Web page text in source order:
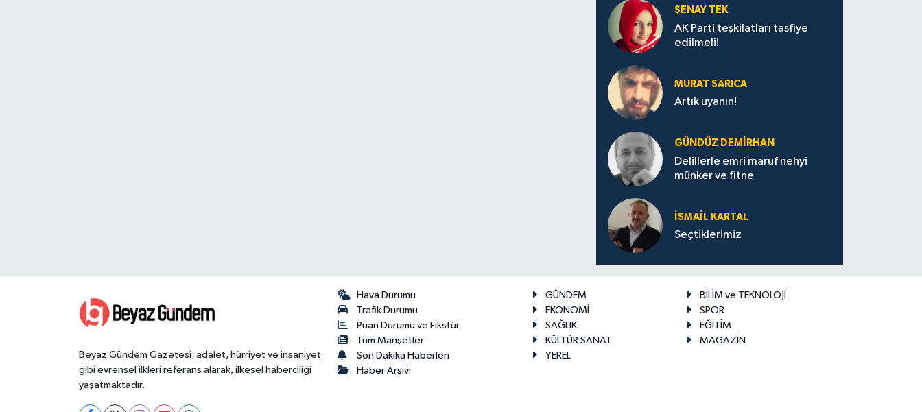
ŞENAY TEK
AK Parti teşkilatları tasfiye
edilmeli!
MURAT SARICA
Artık uyanın!
GÜNDÜZ DEMIRHAN
Delillerle emri maruf nehyi
münker ve fitne
İSMAIL KARTAL
Seçtiklerimiz
Beyaz Gündem Gazetesi; adalet, hürriyet ve insaniyet
gibi evrensel ilkleri referans alarak, ilkesel haberciliği
yaşatmaktadır.
Hava Durumu
Trafik Durumu
Puan Durumu ve Fikstür
Tüm Manşetler
Son Dakika Haberleri
Haber Arşivi
GÜNDEM
BİLİM ve TEKNOLOJİ
EKONOMİ
SPOR
SAĞLIK
EĞİTİM
KÜLTÜR SANAT
MAGAZİN
YEREL